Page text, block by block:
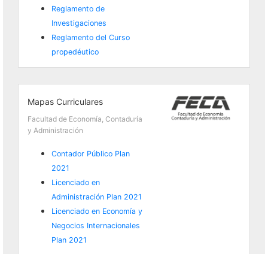
Reglamento de
Investigaciones
Reglamento del Curso
propedéutico
Mapas Curriculares
Facultad de Economía, Contaduría
y Administración
Contador Público Plan
2021
Licenciado en
Administración Plan 2021
Licenciado en Economía y
Negocios Internacionales
Plan 2021